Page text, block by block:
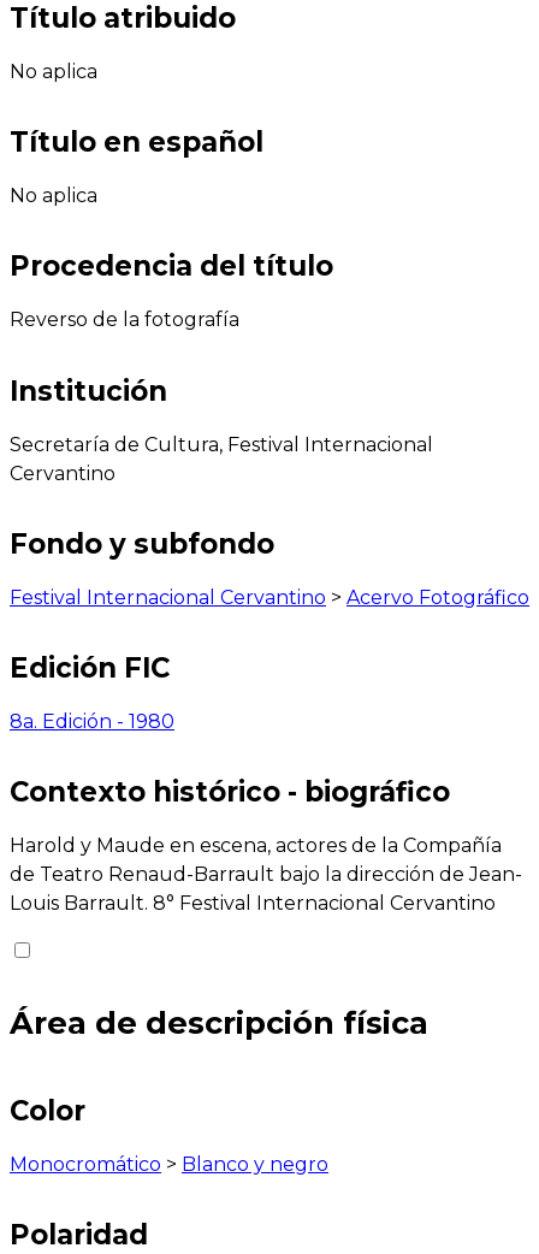
Título atribuido
No aplica
Título en español
No aplica
Procedencia del título
Reverso de la fotografía
Institución
Secretaría de Cultura, Festival Internacional
Cervantino
Fondo y subfondo
Festival Internacional Cervantino > Acervo Fotográfico
Edición FIC
8a. Edición - 1980
Contexto histórico - biográfico
Harold y Maude en escena, actores de la Compañía
de Teatro Renaud-Barrault bajo la dirección de Jean-
Louis Barrault. 8° Festival Internacional Cervantino
Área de descripción física
Color
Monocromático > Blanco y negro
Polaridad